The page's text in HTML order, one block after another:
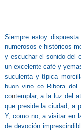
Siempre estoy
numerosos e históricos
y escuchar el sonido del
un excelente café y
suculenta y típica
buen vino de Ribera del
contemplar, a la luz del
que preside la ciudad, a
Y, como no, a visitar en
de devoción